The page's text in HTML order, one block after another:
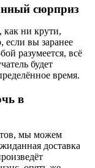
сюрприз
как ни крути,
вы заранее
разумеется, всё
будет
время.
в
мы можем
доставка